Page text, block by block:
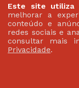
Este site utiliza
melhorar a
conteúdo e
redes sociais e
consultar mais
Privacidade.